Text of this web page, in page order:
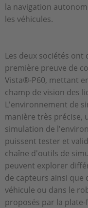
la navigation
les véhicules.
Les deux sociétés
première preuve de
Vista®-P60, mettant
champ de vision des
L'environnement de
manière très précise,
simulation de
puissent tester et
chaîne d'outils de
peuvent explorer
de capteurs ainsi que
véhicule ou dans le
proposés par la